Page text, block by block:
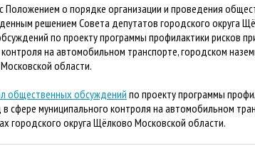
Положением о порядке организации и проведения
решением Совета депутатов городского округа
по проекту программы профилактики рисков
на автомобильном транспорте, городском
области.
общественных обсуждений по проекту программы
в сфере муниципального контроля на автомобильном
городского округа Щёлково Московской области.